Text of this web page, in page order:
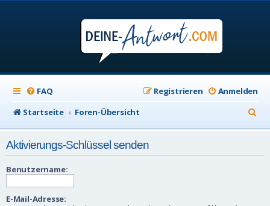
FAQ Anmelden
Registrieren
Startseite
Foren-Übersicht
u
Aktivierungs-Schlüssel senden
Benutzername:
E-Mail-Adresse: